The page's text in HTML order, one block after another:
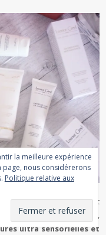
naturelstotalement
aujourd’hui ! En bref,
ultra sensorielles et
la meilleure expérience
page, nous considérerons
Politique relative aux